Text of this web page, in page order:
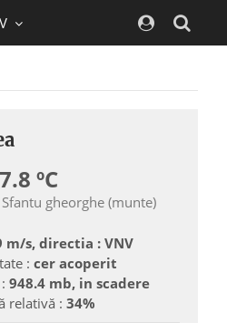
ºC
gheorghe (munte)
m/s, directia : VNV
: cer acoperit
948.4 mb, in scadere
relativă : 34%